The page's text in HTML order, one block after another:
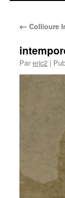
← Collioure
Pareric2 |